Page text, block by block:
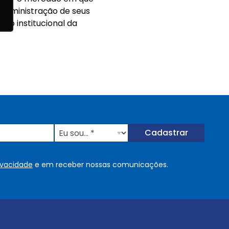
de seus
institucional da
E
u
u
Cadastrar
e em receber nossas comunicações.